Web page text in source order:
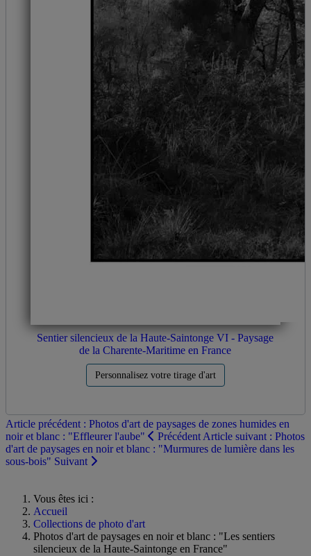
Sentier silencieux de la Haute-Saintonge VI - Paysage
de la Charente-Maritime en France
Personnalisez votre tirage d'art
Article précédent : Photos d'art de paysages de zones humides en
noir et blanc : "Effleurer l'aube"
PrécédentArticle suivant : Photos
d'art de paysages en noir et blanc : "Murmures de lumière dans les
sous-bois" Suivant
Vous êtes ici :
Accueil
Collections de photo d'art
Photos d'art de paysages en noir et blanc : "Les sentiers
silencieux de la Haute-Saintonge en France"